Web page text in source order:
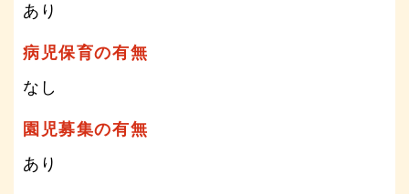
あり
病児保育の有無
なし
園児募集の有無
あり